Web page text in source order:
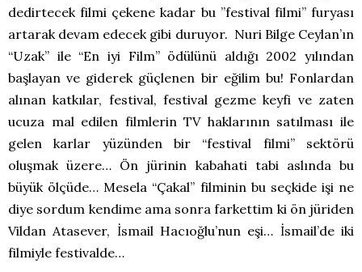
dedirtecek filmi çekene kadar bu ”festival filmi” furyası
artarak devam edecek gibi duruyor. Nuri Bilge Ceylan’ın
“Uzak” ile “En iyi Film” ödülünü aldığı 2002 yılından
başlayan ve giderek güçlenen bir eğilim bu! Fonlardan
alınan katkılar, festival, festival gezme keyfi ve zaten
ucuza mal edilen filmlerin TV haklarının satılması ile
gelen karlar yüzünden bir “festival filmi” sektörü
oluşmak üzere… Ön jürinin kabahati tabi aslında bu
büyük ölçüde… Mesela “Çakal” filminin bu seçkide işi ne
diye sordum kendime ama sonra farkettim ki ön jüriden
Vildan Atasever, İsmail Hacıoğlu’nun eşi… İsmail’de iki
filmiyle festivalde…